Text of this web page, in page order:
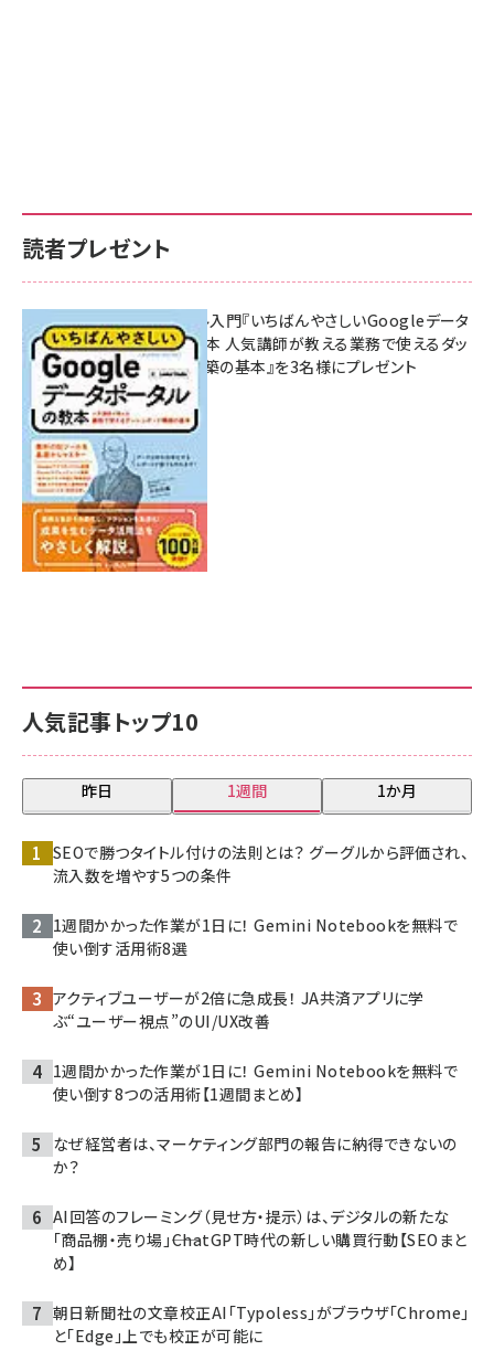
人気記事トップ10
昨日 1週間 1か月
SEOで勝つタイトル付けの法則とは？ グーグルから評価され、
流入数を増やす5つの条件
1週間かかった作業が1日に！ Gemini Notebookを無料で
使い倒す活用術8選
アクティブユーザーが2倍に急成長！ JA共済アプリに学
ぶ“ユーザー視点”のUI/UX改善
1週間かかった作業が1日に！ Gemini Notebookを無料で
使い倒す8つの活用術【1週間まとめ】
なぜ経営者は、マーケティング部門の報告に納得できないの
か？
AI回答のフレーミング（見せ方・提示）は、デジタルの新たな
「商品棚・売り場」――ChatGPT時代の新しい購買行動【SEOまと
め】
朝日新聞社の文章校正AI「Typoless」がブラウザ「Chrome」
と「Edge」上でも校正が可能に
読者プレゼント
無料BIツール入門『いちばんやさしいGoogleデータ
ポータルの教本 人気講師が教える業務で使えるダッ
シュボード構築の基本』を3名様にプレゼント
7月31日 10:00